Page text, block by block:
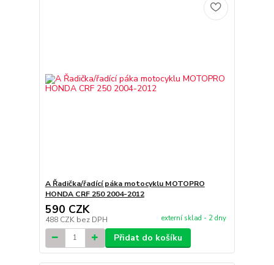
A Řadička/řadící páka motocyklu MOTOPRO
HONDA CRF 250 2004-2012
590 CZK
488 CZK bez DPH externí sklad - 2 dny
Přidat do košíku